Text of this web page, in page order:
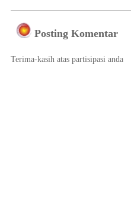
Posting Komentar
Terima-kasih atas partisipasi anda